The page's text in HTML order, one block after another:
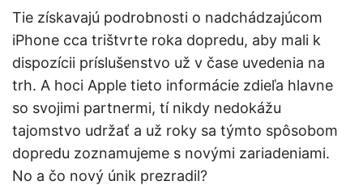
Tie získavajú podrobnosti o nadchádzajúcom
iPhone cca trištvrte roka dopredu, aby mali k
dispozícii príslušenstvo už v čase uvedenia na
trh. A hoci Apple tieto informácie zdieľa hlavne
so svojimi partnermi, tí nikdy nedokážu
tajomstvo udržať a už roky sa týmto spôsobom
dopredu zoznamujeme s novými zariadeniami.
No a čo nový únik prezradil?